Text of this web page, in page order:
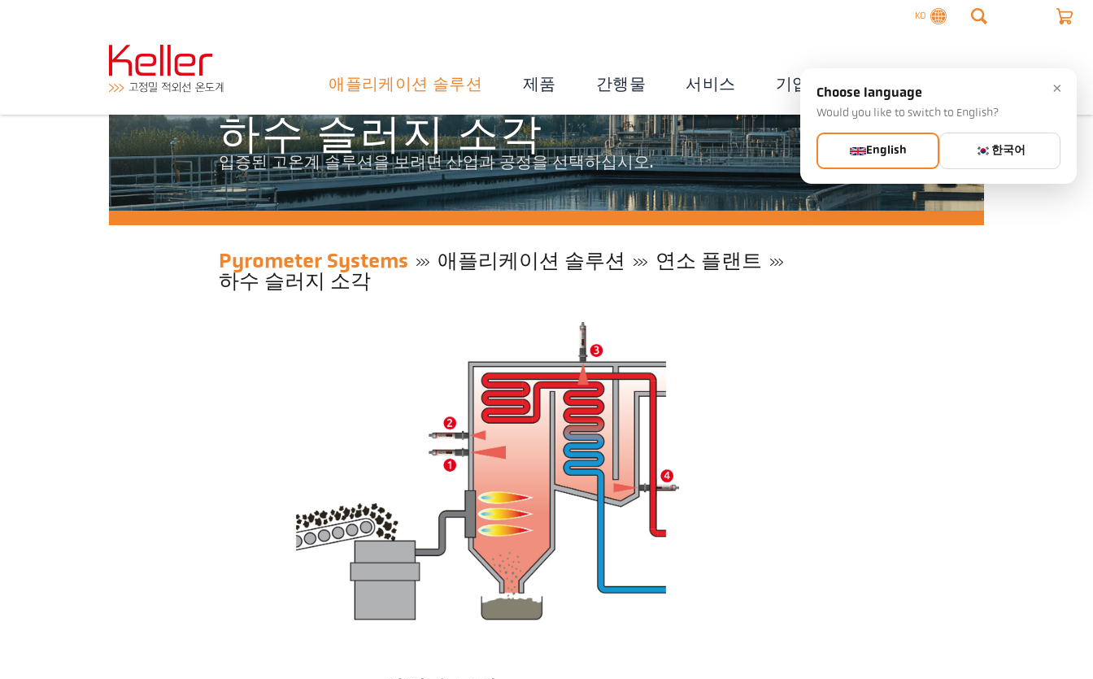
KO
애플리케이션 솔루션 제품 간행물 서비스 기업
하수 슬러지 소각
입증된 고온계 솔루션을 보려면 산업과 공정을 선택하십시오.
Pyrometer Systems 애플리케이션 솔루션
연소 플랜트
하수 슬러지 소각
×
Choose language
Would you like to switch to English?
English 한국어